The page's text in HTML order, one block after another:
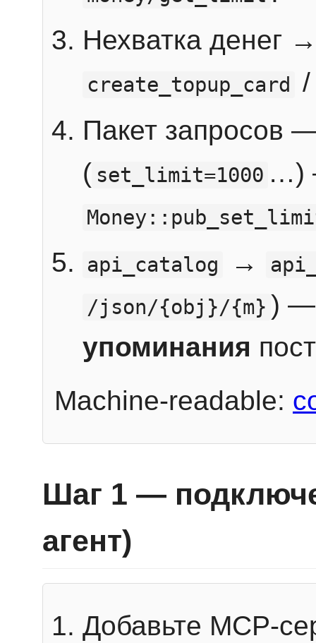
Нехватка денег
create_topup_card
Пакет запросов
( set_limit=1000 …)
api_catalog
→
/json/{obj}/{m} ) —
упоминания
Machine-readable:
Шаг 1 —
агент)
Добавьте MCP-